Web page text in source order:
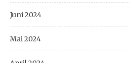
Juni 2024
Mai 2024